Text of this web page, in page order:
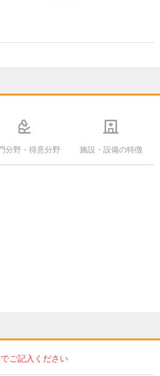
分野・得意分野 施設・設備の特徴
ご記入ください